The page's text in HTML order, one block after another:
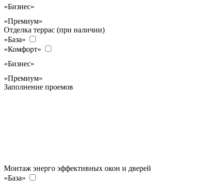
«Бизнес»
«Премиум»
Отделка террас (при наличии)
«База»
«Комфорт»
«Бизнес»
«Премиум»
Заполнение проемов
Монтаж энерго эффективных окон и дверей
«База»